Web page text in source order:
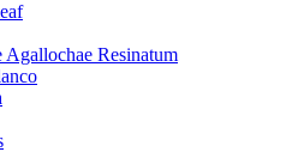
Resinatum